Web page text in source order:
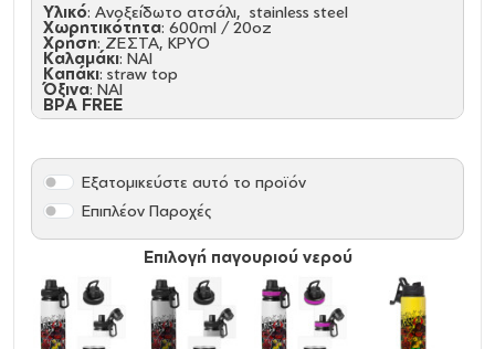
Υλικό: Ανοξείδωτο ατσάλι, stainless steel
Χωρητικότητα: 600ml / 20oz
Χρήση: ΖΕΣΤΑ, ΚΡΥΟ
Καλαμάκι: ΝΑΙ
Καπάκι: straw top
Όξινα: NAI
BPA FREE
νερό
Κρατήστε το ακάλυπτο και άδειο για την αποθήκευση,
Δεν είναι ασφαλές στο πλυντήριο πιάτων, Δεν είναι
Επιλογή παγουριού νερού
Εξατομικεύστε αυτό το προϊόν
Επιπλέον Παροχές